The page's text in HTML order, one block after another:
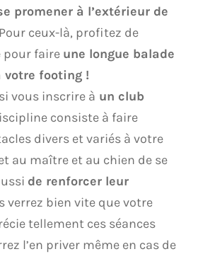
promener à l’extérieur de
Pour ceux-là, profitez de
pour faire une longue balade
votre footing !
vous inscrire à un club
consiste à faire
divers et variés à votre
au maître et au chien de se
de renforcer leur
verrez bien vite que votre
tellement ces séances
l’en priver même en cas de